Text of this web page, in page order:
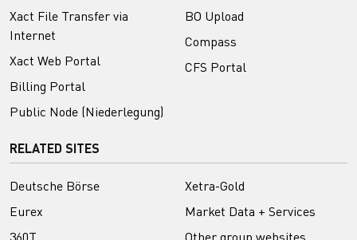
Xact File Transfer via
Internet
Xact Web Portal
Billing Portal
Public Node (Niederlegung)
BO Upload
Compass
CFS Portal
RELATED SITES
Deutsche Börse
Eurex
Xetra-Gold
Market Data + Services